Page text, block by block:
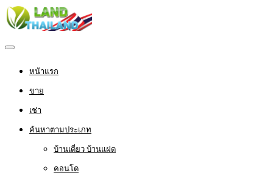
หน้าแรก
ขาย
เช่า
ค้นหาตามประเภท
บ้านเดี่ยว บ้านแฝด
คอนโด